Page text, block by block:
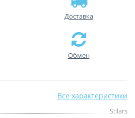
Доставка
Обмен
Все характеристики
Stilars